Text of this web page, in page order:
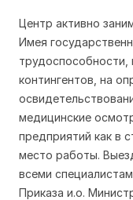
Центр активно
Имея
контингентов, на
медицинские
предприятий как в
место работы.
всеми
Приказа и.о.